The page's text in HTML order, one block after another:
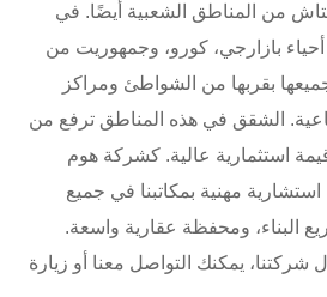
من المناطق الشعبية أيضًا. في
بازارجي، كورو، وجمهوريت من
جميعها بقربها من الشواطئ ومراكز
الشقق في هذه المناطق ترفع من
استثمارية عالية. كشركة هوم
مهنية بمكاتبنا في جميع
البناء، ومحفظة عقارية واسعة.
يمكنك التواصل معنا أو زيارة